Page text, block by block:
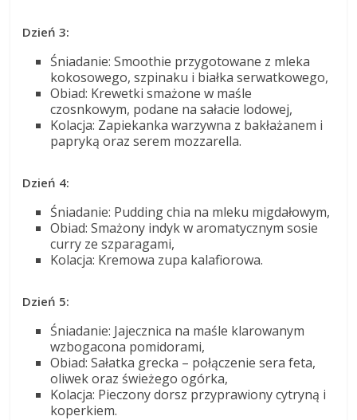
Dzień 3:
Śniadanie: Smoothie przygotowane z mleka
kokosowego, szpinaku i białka serwatkowego,
Obiad: Krewetki smażone w maśle
czosnkowym, podane na sałacie lodowej,
Kolacja: Zapiekanka warzywna z bakłażanem i
papryką oraz serem mozzarella.
Dzień 4:
Śniadanie: Pudding chia na mleku migdałowym,
Obiad: Smażony indyk w aromatycznym sosie
curry ze szparagami,
Kolacja: Kremowa zupa kalafiorowa.
Dzień 5:
Śniadanie: Jajecznica na maśle klarowanym
wzbogacona pomidorami,
Obiad: Sałatka grecka – połączenie sera feta,
oliwek oraz świeżego ogórka,
Kolacja: Pieczony dorsz przyprawiony cytryną i
koperkiem.